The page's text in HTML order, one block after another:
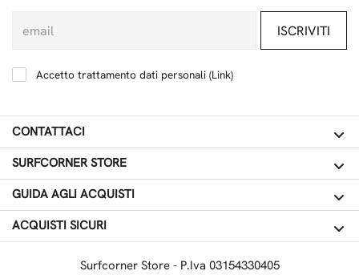
ISCRIVITI
Accetto trattamento dati personali (Link)
CONTATTACI
SURFCORNER STORE
GUIDA AGLI ACQUISTI
ACQUISTI SICURI
Surfcorner Store - P.Iva 03154330405